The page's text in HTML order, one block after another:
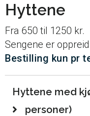
Hyttene
Fra 650 til 1250 kr.
Sengene er oppreid
Bestilling kun pr
Hyttene med
personer)